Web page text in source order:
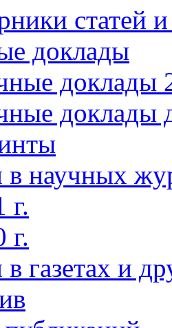
статей
доклады
доклады
доклады
в научных
г.
г.
в газетах и